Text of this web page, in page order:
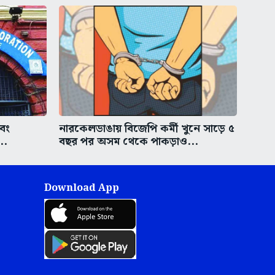
নারকেলডাঙায় বিজেপি কর্মী খুনে সাড়ে ৫
বছর পর অসম থেকে পাকড়াও...
Download App